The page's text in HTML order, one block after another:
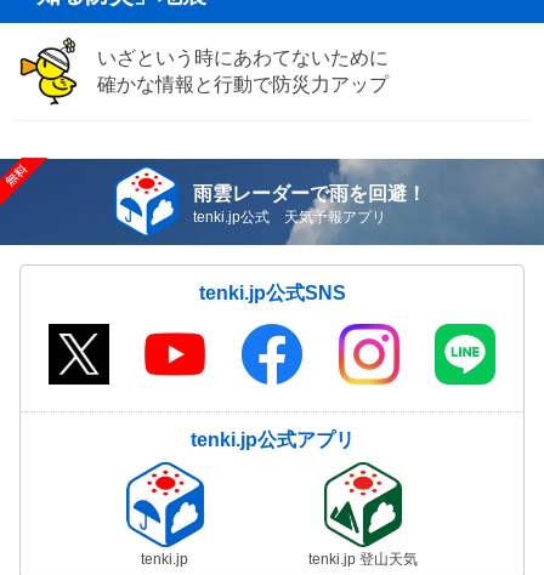
いざという時にあわてないために
確かな情報と行動で防災力アップ
雨雲レーダーで雨を回避！
tenki.jp公式 天気予報アプリ
tenki.jp公式SNS
tenki.jp公式アプリ
tenki.jp tenki.jp 登山天気